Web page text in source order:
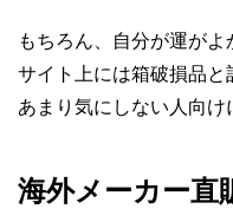
もちろん、自分が運がよ
サイト上には箱破損品
あまり気にしない人向け
海外メーカー直